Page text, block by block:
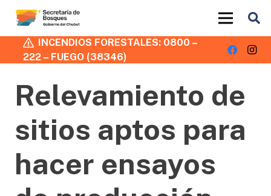
INCENDIOS FORESTALES: 0800 –
222 – FUEGO (38346)
Relevamiento de
sitios aptos para
hacer ensayos